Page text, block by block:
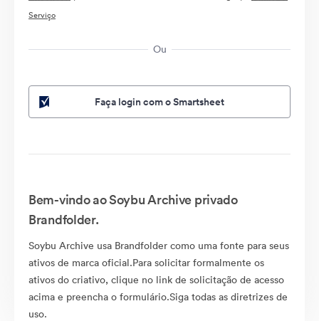
Serviço
Ou
Faça login com o Smartsheet
Bem-vindo ao Soybu Archive privado
Brandfolder.
Soybu Archive usa Brandfolder como uma fonte para seus
ativos de marca oficial.Para solicitar formalmente os
ativos do criativo, clique no link de solicitação de acesso
acima e preencha o formulário.Siga todas as diretrizes de
uso.